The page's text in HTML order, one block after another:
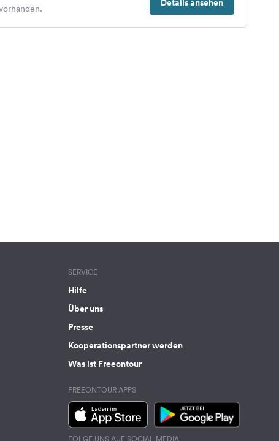
Details ansehen
SERVICE
Hilfe
Über uns
Presse
Kooperationspartner werden
Was ist Freeontour
FREEONTOUR APPS
FOLGE UNS AUF SOCIAL MEDIA